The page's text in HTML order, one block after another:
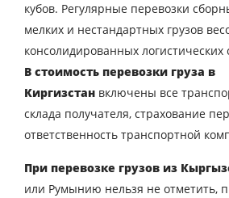
кубов. Регулярные перевозки
мелких и нестандартных грузов
консолидированных логистических
В стоимость перевозки груза в
Киргизстан включены все
склада получателя, страхование
ответственность транспортной
При перевозке грузов из
или Румынию нельзя не отметить,
Узнать
перевозки
Страна загрузки
Город загрузки
Наименование груза